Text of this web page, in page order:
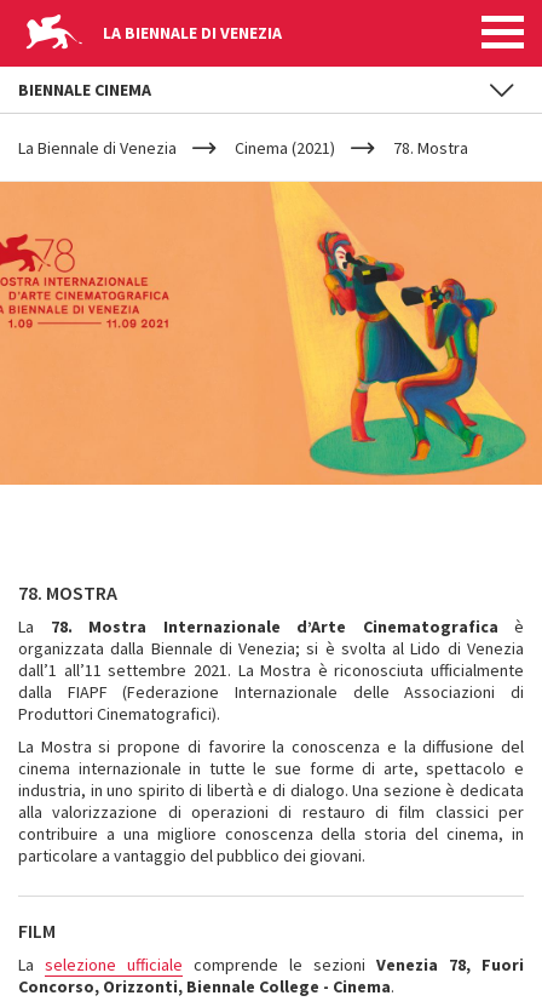
LA BIENNALE DI VENEZIA
YOUR
ARE
HERE
La Biennale di Venezia Cinema (2021) 78. Mostra
78. MOSTRA
La 78. Mostra Internazionale d’Arte Cinematografica è
organizzata dalla Biennale di Venezia; si è svolta al Lido di Venezia
dall’1 all’11 settembre 2021. La Mostra è riconosciuta ufficialmente
dalla FIAPF (Federazione Internazionale delle Associazioni di
Produttori Cinematografici).
La Mostra si propone di favorire la conoscenza e la diffusione del
cinema internazionale in tutte le sue forme di arte, spettacolo e
industria, in uno spirito di libertà e di dialogo. Una sezione è dedicata
alla valorizzazione di operazioni di restauro di film classici per
contribuire a una migliore conoscenza della storia del cinema, in
particolare a vantaggio del pubblico dei giovani.
FILM
La selezione ufficiale comprende le sezioni Venezia 78, Fuori
Concorso, Orizzonti, Biennale College - Cinema.
BIENNALE CINEMA